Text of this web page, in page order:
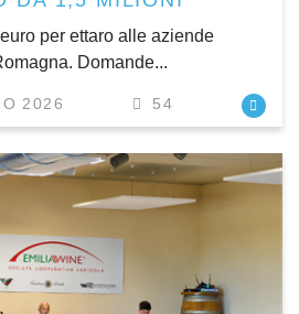
per ettaro alle aziende
Domande...
2026 54